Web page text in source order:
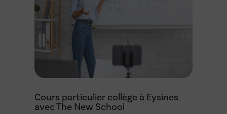
Cours particulier collège à Eysines
avec The New School